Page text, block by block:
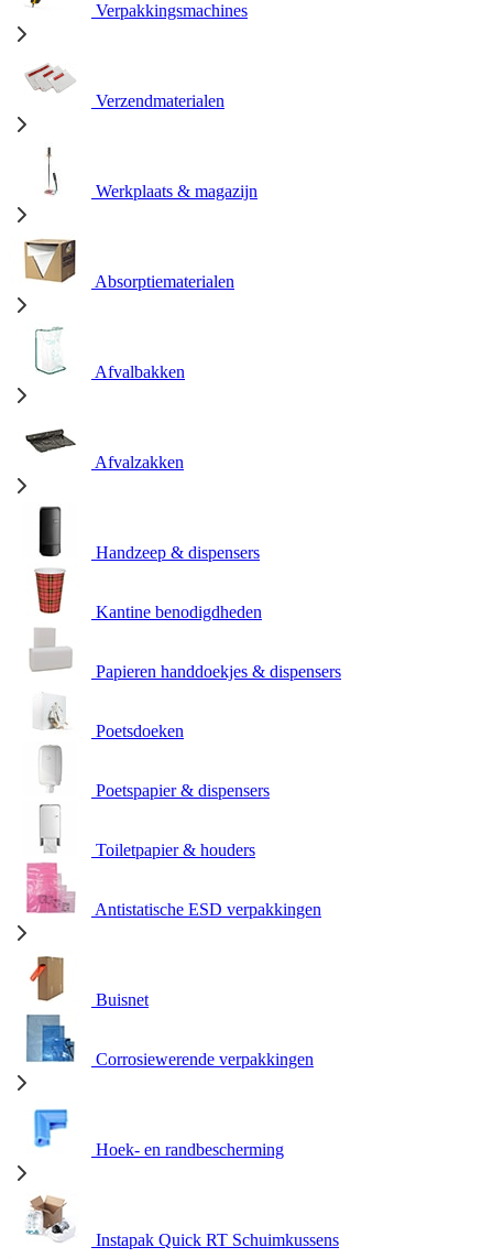
Verpakkingsmachines
Verzendmaterialen
Werkplaats & magazijn
Absorptiematerialen
Afvalbakken
Afvalzakken
Handzeep & dispensers
Kantine benodigdheden
Papieren handdoekjes & dispensers
Poetsdoeken
Poetspapier & dispensers
Toiletpapier & houders
Antistatische ESD verpakkingen
Buisnet
Corrosiewerende verpakkingen
Hoek- en randbescherming
Instapak Quick RT Schuimkussens